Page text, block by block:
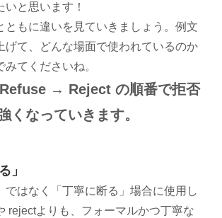
と思います！
ともに違いを見ていきましょう。例文
げて、どんな場面で使われているのか
てくださいね。
→ Reject の順番で拒否
くなっていきます。
」
ではなく「丁寧に断る」場合に使用し
rejectよりも、フォーマルかつ丁寧な